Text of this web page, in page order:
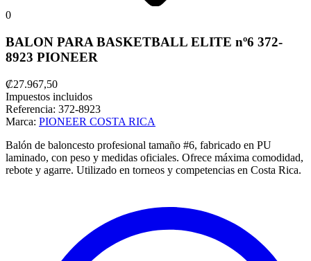
0
BALON PARA BASKETBALL ELITE nº6 372-
8923 PIONEER
₡27.967,50
Impuestos incluidos
Referencia: 372-8923
Marca: PIONEER COSTA RICA
Balón de baloncesto profesional tamaño #6, fabricado en PU
laminado, con peso y medidas oficiales. Ofrece máxima comodidad,
rebote y agarre. Utilizado en torneos y competencias en Costa Rica.​